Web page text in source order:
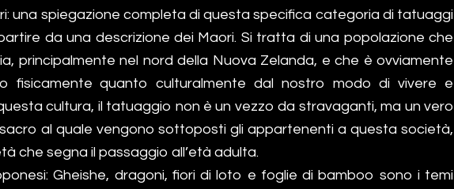
una spiegazione completa di questa specifica categoria di tatuaggi
da una descrizione dei Maori. Si tratta di una popolazione che
principalmente nel nord della Nuova Zelanda, e che è ovviamente
fisicamente quanto culturalmente dal nostro modo di vivere e
cultura, il tatuaggio non è un vezzo da stravaganti, ma un vero
al quale vengono sottoposti gli appartenenti a questa società,
che segna il passaggio all’età adulta.
Gheishe, dragoni, fiori di loto e foglie di bamboo sono i temi